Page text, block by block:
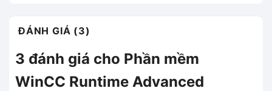
ĐÁNH GIÁ (3)
3 đánh giá cho Phần mềm
WinCC Runtime Advanced